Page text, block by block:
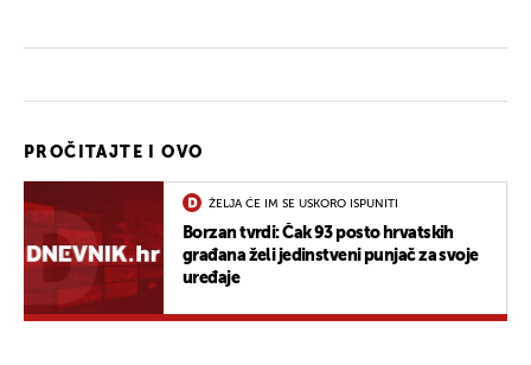
PROČITAJTE I OVO
ŽELJA ĆE IM SE USKORO ISPUNITI
Borzan tvrdi: Čak 93 posto hrvatskih
građana želi jedinstveni punjač za svoje
uređaje